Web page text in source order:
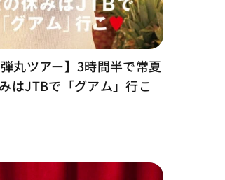
丸ツアー】3時間半で常夏
はJTBで「グアム」行こ